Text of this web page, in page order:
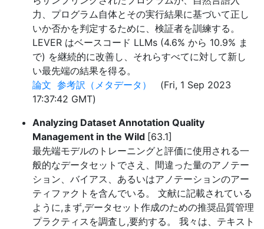
力、プログラム自体とその実行結果に基づいて正し
いか否かを判定するために、検証者を訓練する。
LEVER はベースコード LLMs (4.6% から 10.9% ま
で) を継続的に改善し、それらすべてに対して新し
い最先端の結果を得る。
論文 参考訳（メタデータ）
(Fri, 1 Sep 2023
17:37:42 GMT)
Analyzing Dataset Annotation Quality
Management in the Wild [63.1]
最先端モデルのトレーニングと評価に使用される一
般的なデータセットでさえ、間違った量のアノテー
ション、バイアス、あるいはアノテーションのアー
ティファクトを含んでいる。 文献に記載されている
ように,まず,データセット作成のための推奨品質管理
プラクティスを調査し,要約する。 我々は、テキスト